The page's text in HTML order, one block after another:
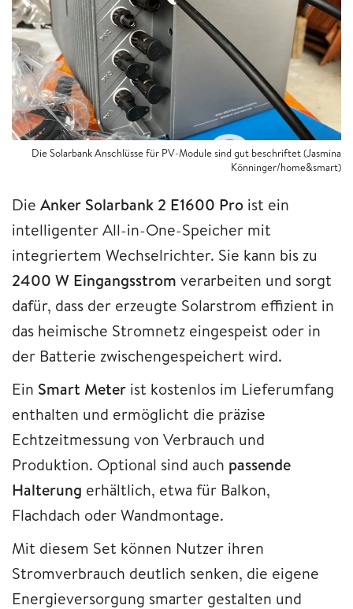
Die Solarbank Anschlüsse für PV-Module sind gut beschriftet (Jasmina
Könninger/home&smart)
Die Anker Solarbank 2 E1600 Pro ist ein
intelligenter All-in-One-Speicher mit
integriertem Wechselrichter. Sie kann bis zu
2400 W Eingangsstrom verarbeiten und sorgt
dafür, dass der erzeugte Solarstrom effizient in
das heimische Stromnetz eingespeist oder in
der Batterie zwischengespeichert wird.
Ein Smart Meter ist kostenlos im Lieferumfang
enthalten und ermöglicht die präzise
Echtzeitmessung von Verbrauch und
Produktion. Optional sind auch passende
Halterung erhältlich, etwa für Balkon,
Flachdach oder Wandmontage.
Mit diesem Set können Nutzer ihren
Stromverbrauch deutlich senken, die eigene
Energieversorgung smarter gestalten und